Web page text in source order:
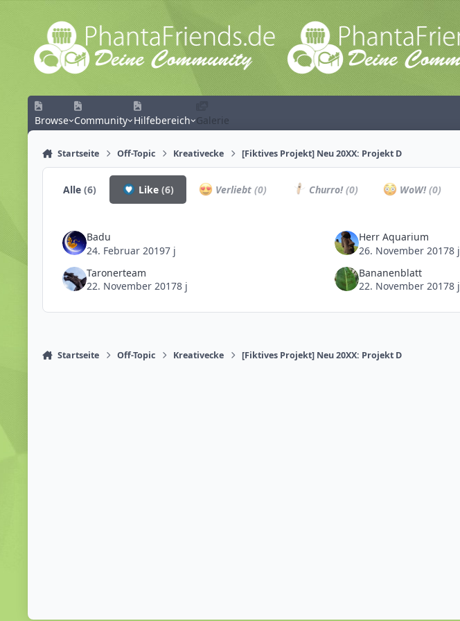
Zum Inhalt springen
Browse Community Hilfebereich Galerie
Startseite Off-Topic Kreativecke [Fiktives Projekt] Neu 20XX: Projekt D
Alle(6) Like (6) Verliebt(0) Churro!(0) WoW!(0)
Badu
24. Februar 20197 j
Herr Aquarium
26. November 20178 j
Taronerteam
22. November 20178 j
Bananenblatt
22. November 20178 j
Startseite Off-Topic Kreativecke [Fiktives Projekt] Neu 20XX: Projekt D